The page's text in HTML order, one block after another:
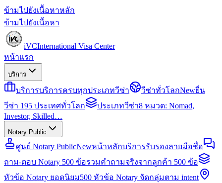
ข้ามไปยังเนื้อหาหลัก
ข้ามไปยังเนื้อหา
iVCInternational Visa Center
หน้าแรก
บริการ
บริการบริการครบทุกประเภทวีซ่า วีซ่าทั่วโลกNewยื่น
วีซ่า 195 ประเทศทั่วโลก
ประเภทวีซ่า8 หมวด: Nomad,
Investor, Skilled…
Notary Public
ศูนย์ Notary PublicNewหน้าหลักบริการรับรองลายมือชื่อ
ถาม-ตอบ Notary 500 ข้อรวมคำถามจริงจากลูกค้า 500 ข้อ
หัวข้อ Notary ยอดนิยม500 หัวข้อ Notary จัดกลุ่มตาม intent